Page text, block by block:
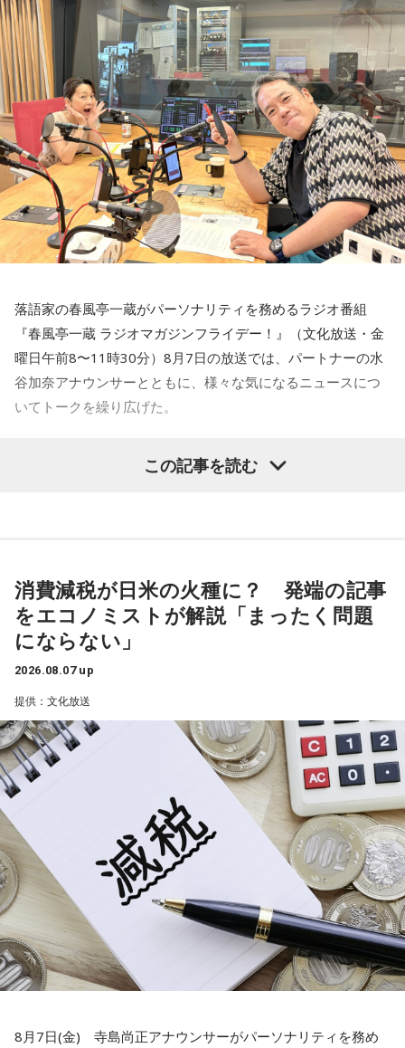
小林：面白い名前のお祭りがあると聞いたのですが？
三輪田：「だらだら祭り」ですね。日本一期間が長いお祭り
なんです。
寺内：長くやるから、「だらだら」なんですか？
三輪田：例祭期間が9月の11日から21日までの11日間あるん
です。
小林：最悪じゃないですか！ 働いている方には！
一同：（笑）。
寺内：実際、神職の方は大変ですよね？
ランパンプス：『なんだよ！』
寺内：やられた！ テンプレート踏んじゃったよ。
小林：背中つけさせていただいていいですか？ こっちもダ
ラダラしちゃおう。
三輪田：だらだら祭りは、漢字で書くと「太い・良い」と書
いて「太良太良(だらだら)」という字なので、太く長く良いこ
とが続きますように、と皆様の願いを込めたお祭りとなって
おります。
寺内：縁起がいい！
三輪田：そもそも、例祭日の9月16日に例祭を執り行ってい
たのですが、先ほど、お話ししたように、当時、お伊勢参り
が流行ったけども、なかなか行けなかったので、東日本の
いことが多かったんです。「ちょっと伸ばしてくれ」という
が詰まった2週間。この夏をより“旨く”、そして“サンキュ
ー！”な時間を届ける『ラジオビバリー昼ズ』は平日11時30分
から生放送。
ニッポン放送「高田文夫のラジオビバリー昼ズ」
■放送日時：2026年8月24日（月）～28日（金）11時30分～
13時
■出演者：
火曜 東貴博・黒沢かずこ（森三中）／ゲスト 尾形貴弘（パ
ンサー）
水曜 春風亭昇太・乾貴美子／ゲスト 林家正蔵
木曜 清水ミチコ・ナイツ
金曜 高田文夫・松村邦洋・磯山さやか／ゲスト ウエストラ
■ハッシュタグ：#ビバリー昼ズ
金子「いかにも皇室典範をはじめとして、どんどん支持率が
下がり始めたので、またアベノミクスでバラマキをして甘い
汁をすすってもらって支持率を回復したいって発想しかな
い。なんでそんなことになるのか。もっと言うと、高市さん
を選んだ有権者の責任が問われる」
落語家の春風亭一蔵がパーソナリティを務めるラジオ番組
『春風亭一蔵 ラジオマガジンフライデー！』（文化放送・金
曜日午前8〜11時30分）8月7日の放送では、パートナーの水
谷加奈アナウンサーとともに、様々な気になるニュースにつ
いてトークを繰り広げた。
「一蔵さんが気になったニュースは何でしょうか？」
一蔵「名古屋市内の南区のある町内会が、高齢化と皆さんお
忙しいということで会長がなかなか決まんなかったと。で、
この17歳の娘さんのお父様の方に町内会長の打診があった
んが「私がやろうか」と」
水谷
一蔵
「これは素晴らしいでしょう。我が地元の練馬区田柄は
結構大きな町内会があって、まあ町内会長は不足してないで
すけど、やっぱ町内会に入ること自体が都内の方は少ない。
で、どんどん小さくなっていく。小さくなっていくと、どう
なるかっていうと、当たり前にやっていた盆踊りや、お祭り
がなくなっていくわけです。それを町内会の方々が寄付とか
集めてやってるわけじゃないですか」
この記事を読む
消費減税が日米の火種に？ 発端の記事
をエコノミストが解説「まったく問題
にならない」
2026.08.07 up
提供：文化放送
8月7日(金) 寺島尚正アナウンサーがパーソナリティを務め